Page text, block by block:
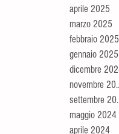
aprile 2025
marzo 2025
febbraio 2025
gennaio 2025
dicembre
maggio 2024
aprile 2024